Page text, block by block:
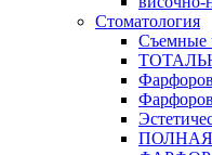
Стоматология
Съемные